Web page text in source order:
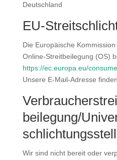
Deutschland
EU-
Die Europäische
Online-Streitbeilegung (OS)
https://ec.europa.eu/
Unsere E-Mail-Adresse
beilegung/
Wir sind nicht bereit oder